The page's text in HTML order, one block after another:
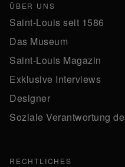
ÜBER UNS
Saint-Louis seit 1586
Das Museum
Saint-Louis Magazin
Exklusive Interviews
Designer
Soziale Verantwortung
RECHTLICHES